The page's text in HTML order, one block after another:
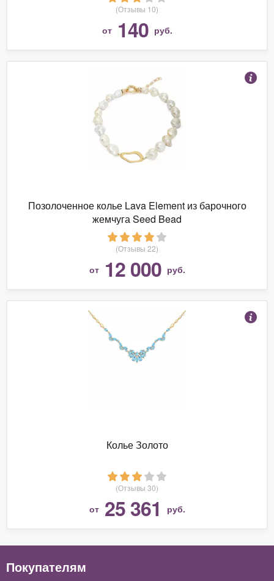
(Отзывы 10)
от 140 руб.
Позолоченное колье Lava Element из барочного
жемчуга Seed Bead
(Отзывы 22)
от 12 000 руб.
Колье Золото
(Отзывы 30)
от 25 361 руб.
Покупателям